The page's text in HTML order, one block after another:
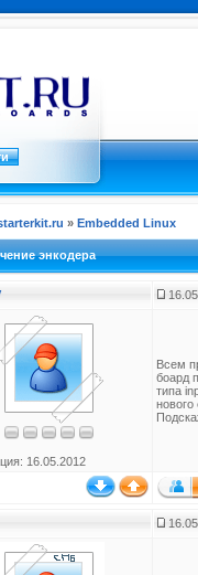
» Embedded Linux
энкодера
16.05.2012
Всем
боард
типа